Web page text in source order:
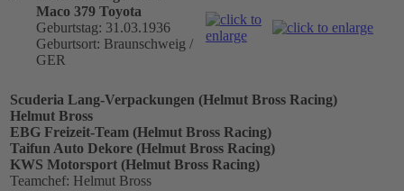
Maco 379 Toyota
Geburtstag: 31.03.1936
Geburtsort: Braunschweig /
GER
Scuderia Lang-Verpackungen (Helmut Bross Racing)
Helmut Bross
EBG Freizeit-Team (Helmut Bross Racing)
Taifun Auto Dekore (Helmut Bross Racing)
KWS Motorsport (Helmut Bross Racing)
Teamchef: Helmut Bross